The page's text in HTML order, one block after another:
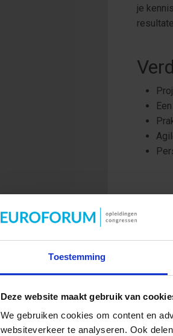
Toestemming
Deze website maakt gebruik van
We gebruiken cookies om content en
websiteverkeer te analyseren. Ook
je
zorg’,
tijd,
betere
Het